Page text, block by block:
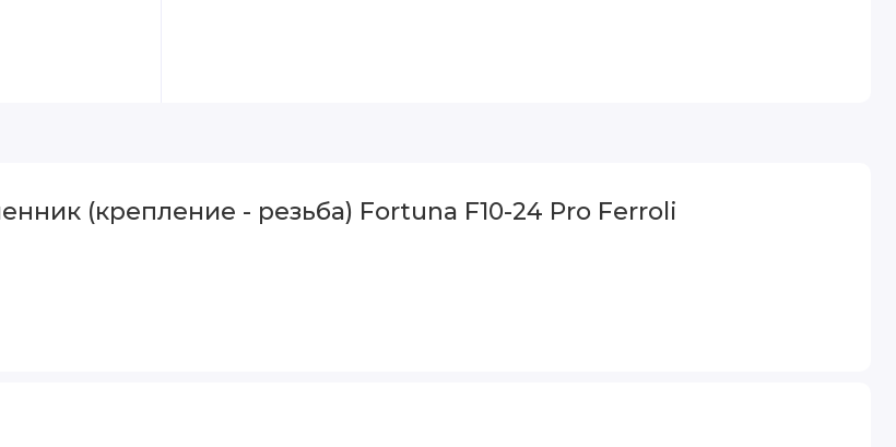
(крепление - резьба) Fortuna F10-24 Pro Ferroli